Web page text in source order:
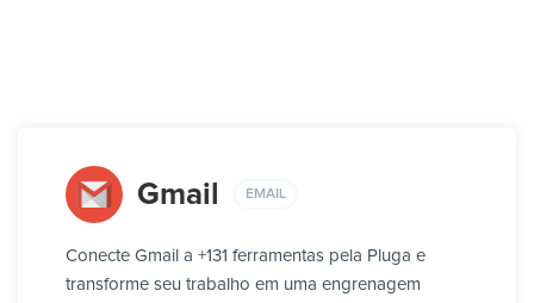
Gmail EMAIL
Conecte Gmail a +131 ferramentas pela Pluga e
transforme seu trabalho em uma engrenagem